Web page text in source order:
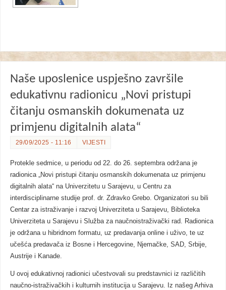
Naše uposlenice uspješno završile
edukativnu radionicu „Novi pristupi
čitanju osmanskih dokumenata uz
primjenu digitalnih alata“
29/09/2025 - 11:16 VIJESTI
Protekle sedmice, u periodu od 22. do 26. septembra održana je
radionica „Novi pristupi čitanju osmanskih dokumenata uz primjenu
digitalnih alata“ na Univerzitetu u Sarajevu, u Centru za
interdisciplinarne studije prof. dr. Zdravko Grebo. Organizatori su bili
Centar za istraživanje i razvoj Univerziteta u Sarajevu, Biblioteka
Univerziteta u Sarajevu i Služba za naučnoistraživački rad. Radionica
je održana u hibridnom formatu, uz predavanja online i uživo, te uz
učešća predavača iz Bosne i Hercegovine, Njemačke, SAD, Srbije,
Austrije i Kanade.
U ovoj edukativnoj radionici učestvovali su predstavnici iz različitih
naučno-istraživačkih i kulturnih institucija u Sarajevu. Iz našeg Arhiva